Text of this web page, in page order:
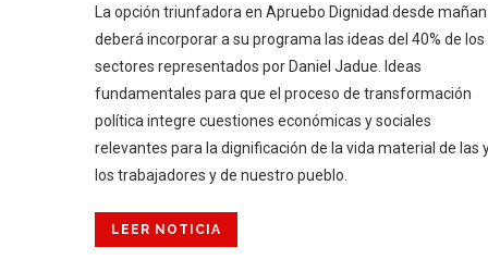
La opción triunfadora en Apruebo Dignidad desde
deberá incorporar a su programa las ideas del 40% de los
sectores representados por Daniel Jadue. Ideas
fundamentales para que el proceso de transformación
política integre cuestiones económicas y sociales
relevantes para la dignificación de la vida material de las
los trabajadores y de nuestro pueblo.
LEER NOTICIA